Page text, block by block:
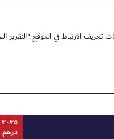
٢٠٢٥
درهم
الارتباط في الموقع